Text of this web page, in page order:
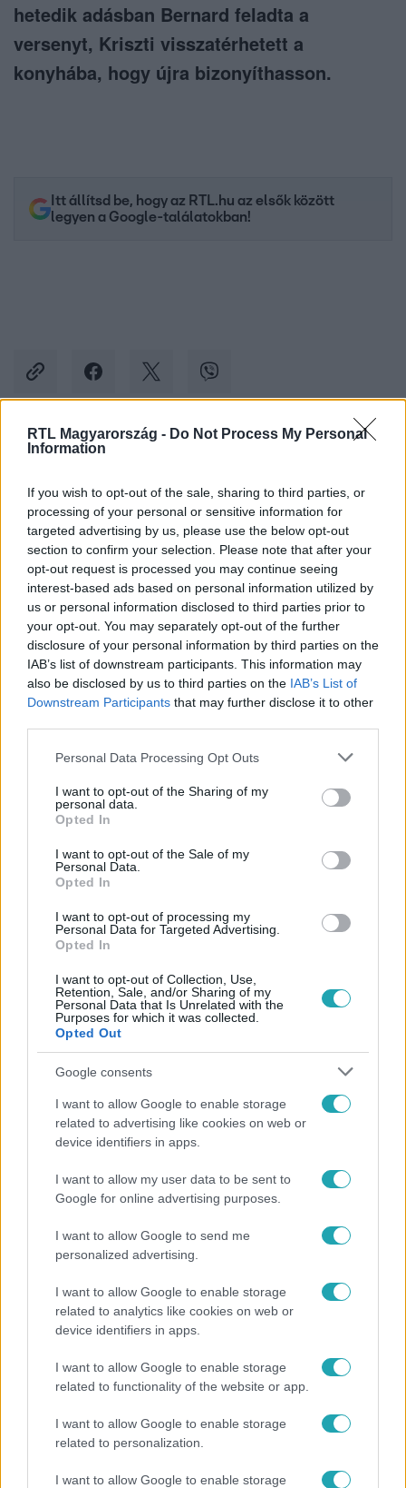
RTL Magyarország - Do Not Process My Personal
Information
If you wish to opt-out of the sale, sharing to third parties, or
processing of your personal or sensitive information for
targeted advertising by us, please use the below opt-out
section to confirm your selection. Please note that after your
opt-out request is processed you may continue seeing
interest-based ads based on personal information utilized by
us or personal information disclosed to third parties prior to
your opt-out. You may separately opt-out of the further
disclosure of your personal information by third parties on the
IAB’s list of downstream participants. This information may
also be disclosed by us to third parties on the IAB’s List of
Downstream Participants that may further disclose it to other
Please note that this website/app uses one or more Google
not limited to your visit or usage behaviour. You may click to
grant or deny consent to Google and its third-party tags to
use your data for below specified purposes in below Google
consent section.
Personal Data Processing Opt Outs
I want to opt-out of the Sharing of my
personal data.
Opted In
I want to opt-out of the Sale of my
Personal Data.
Opted In
I want to opt-out of processing my
Personal Data for Targeted Advertising.
Opted In
I want to opt-out of Collection, Use,
Retention, Sale, and/or Sharing of my
Personal Data that Is Unrelated with the
Purposes for which it was collected.
Opted Out
Google consents
I want to allow Google to enable storage
related to advertising like cookies on web or
device identifiers in apps.
I want to allow my user data to be sent to
Google for online advertising purposes.
I want to allow Google to send me
personalized advertising.
I want to allow Google to enable storage
related to analytics like cookies on web or
device identifiers in apps.
I want to allow Google to enable storage
related to functionality of the website or app.
I want to allow Google to enable storage
related to personalization.
I want to allow Google to enable storage
hetedik adásban Bernard feladta a
versenyt, Kriszti visszatérhetett a
konyhába, hogy újra bizonyíthasson.
Itt állítsd be, hogy az RTL.hu az elsők között
legyen a Google-találatokban!
Kövess minket, és értesülj a friss hírekről a
Követem
#A KONYHAFŐNÖK #KONYHAFŐNÖK
#GASZTRONÓMIA #JILLY KRISZTI # VISSZATÉRÉS
#ESÉLY # WOSSALA ROZINA #FÖRDŐS ZÉ
Ennek a 3 csillagjegynek váratlan sikereket hozhat
Házon kívül